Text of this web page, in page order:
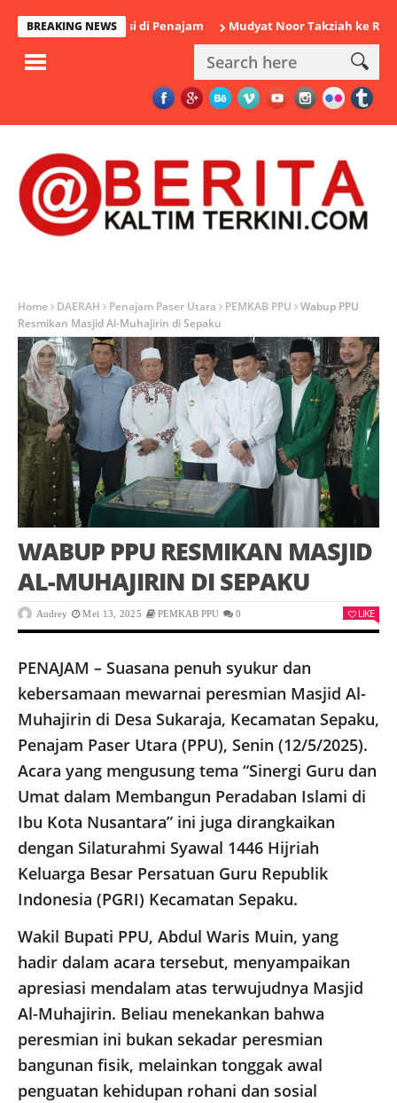
BREAKING NEWS
Polisi di Penajam Mudyat Noor Takziah ke Rumah
Home DAERAH Penajam Paser Utara PEMKAB PPU
Wabup PPU
Resmikan Masjid Al-Muhajirin di Sepaku
WABUP PPU RESMIKAN MASJID
AL-MUHAJIRIN DI SEPAKU
Audrey Mei 13, 2025 PEMKAB PPU 0 LIKE
PENAJAM – Suasana penuh syukur dan
kebersamaan mewarnai peresmian Masjid Al-
Muhajirin di Desa Sukaraja, Kecamatan Sepaku,
Penajam Paser Utara (PPU), Senin (12/5/2025).
Acara yang mengusung tema “Sinergi Guru dan
Umat dalam Membangun Peradaban Islami di
Ibu Kota Nusantara” ini juga dirangkaikan
dengan Silaturahmi Syawal 1446 Hijriah
Keluarga Besar Persatuan Guru Republik
Indonesia (PGRI) Kecamatan Sepaku.
Wakil Bupati PPU, Abdul Waris Muin, yang
hadir dalam acara tersebut, menyampaikan
apresiasi mendalam atas terwujudnya Masjid
Al-Muhajirin. Beliau menekankan bahwa
peresmian ini bukan sekadar peresmian
bangunan fisik, melainkan tonggak awal
penguatan kehidupan rohani dan sosial